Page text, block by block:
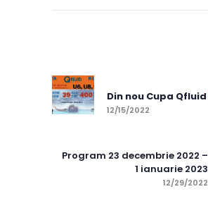
Navigare
în
articole
Din nou Cupa Qfluid
12/15/2022
Program 23 decembrie 2022 –
1 ianuarie 2023
12/29/2022